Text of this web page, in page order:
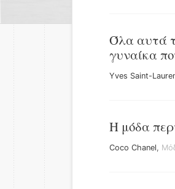
Όλα αυτά
γυναίκα
Yves Saint-
Η μόδα
Coco Chanel,